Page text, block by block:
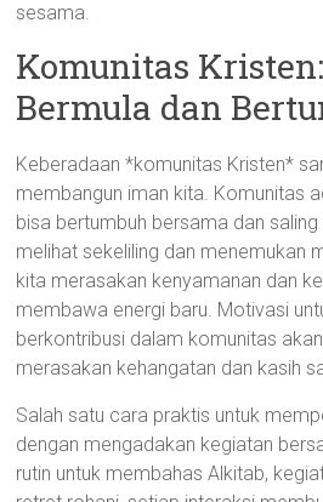
sesama.
Komunitas
Bermula dan
Keberadaan *komunitas Kristen*
membangun iman kita. Komunitas
bisa bertumbuh bersama dan
melihat sekeliling dan menemukan
kita merasakan kenyamanan dan
membawa energi baru. Motivasi
berkontribusi dalam komunitas
merasakan kehangatan dan kasih
Salah satu cara praktis untuk
dengan mengadakan kegiatan
rutin untuk membahas Alkitab,